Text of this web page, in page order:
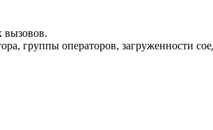
вызовов.
группы операторов, загруженности